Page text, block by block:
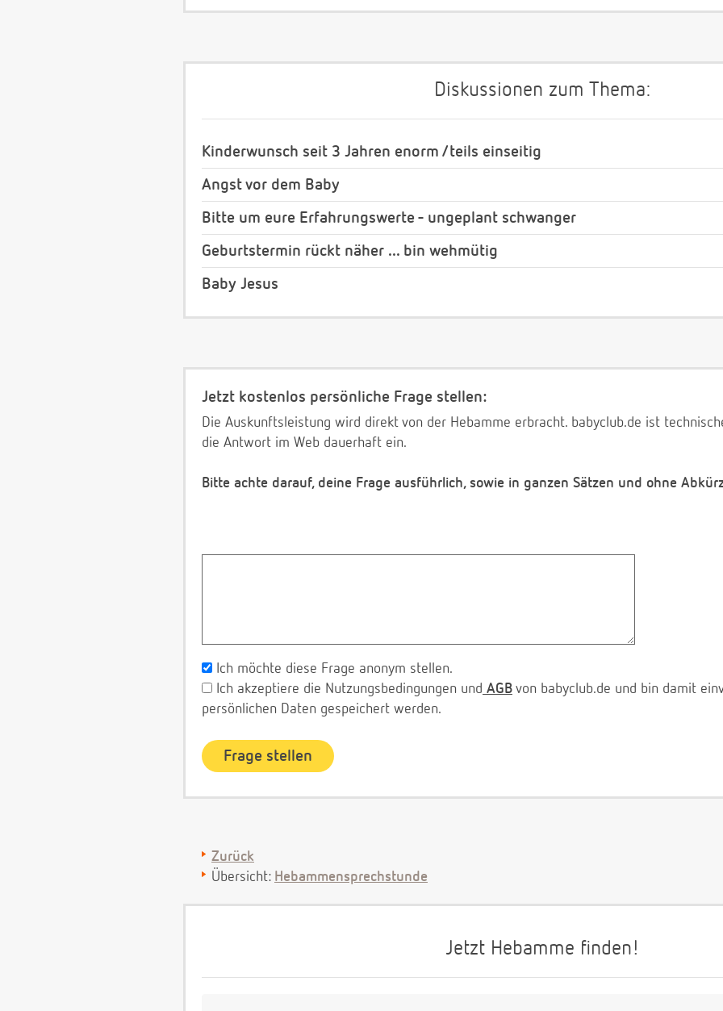
Diskussionen zum Thema:
Kinderwunsch seit 3 Jahren enorm /teils einseitig
Angst vor dem Baby
Bitte um eure Erfahrungswerte - ungeplant schwanger
Geburtstermin rückt näher ... bin wehmütig
Baby Jesus
Jetzt kostenlos persönliche Frage stellen:
Die Auskunftsleistung wird direkt von der Hebamme erbracht. babyclub.de ist
die Antwort im Web dauerhaft ein.
Bitte achte darauf, deine Frage ausführlich, sowie in ganzen Sätzen und ohne
Ich möchte diese Frage anonym stellen.
Ich akzeptiere die Nutzungsbedingungen und AGB von babyclub.de und bin damit
persönlichen Daten gespeichert werden.
Zurück
Übersicht: Hebammensprechstunde
Jetzt Hebamme finden!